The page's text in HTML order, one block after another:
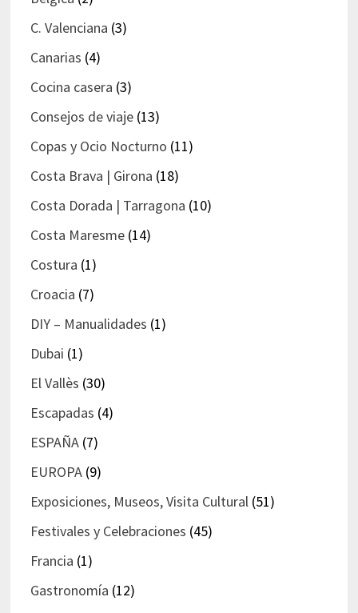
C. Valenciana (3)
Canarias (4)
Cocina casera (3)
Consejos de viaje(13)
Copas y Ocio Nocturno (11)
Costa Brava | Girona (18)
Costa Dorada | Tarragona (10)
Costa Maresme(14)
Costura (1)
Croacia (7)
DIY – Manualidades (1)
Dubai (1)
El Vallès (30)
Escapadas (4)
ESPAÑA(7)
EUROPA(9)
Exposiciones, Museos, Visita Cultural (51)
Festivales y Celebraciones (45)
Francia (1)
Gastronomía (12)